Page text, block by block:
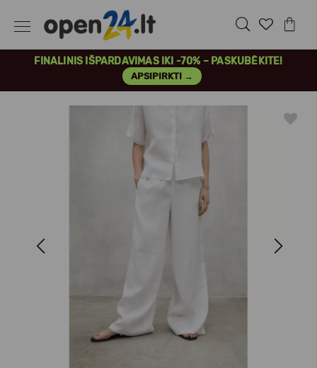
FINALINIS IŠPARDAVIMAS IKI -70% – PASKUBĖKITE!
APSIPIRKTI →
Next